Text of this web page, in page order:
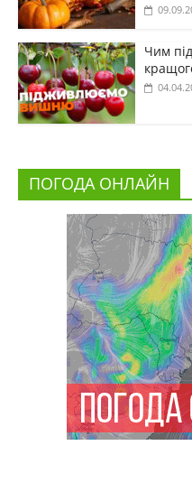
Чим
ПОГОДА ОНЛАЙН